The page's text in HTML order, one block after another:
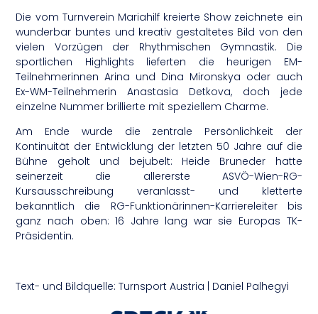
Die vom Turnverein Mariahilf kreierte Show zeichnete ein
wunderbar buntes und kreativ gestaltetes Bild von den
vielen Vorzügen der Rhythmischen Gymnastik. Die
sportlichen Highlights lieferten die heurigen EM-
Teilnehmerinnen Arina und Dina Mironskya oder auch
Ex-WM-Teilnehmerin Anastasia Detkova, doch jede
einzelne Nummer brillierte mit speziellem Charme.
Am Ende wurde die zentrale Persönlichkeit der
Kontinuität der Entwicklung der letzten 50 Jahre auf die
Bühne geholt und bejubelt: Heide Bruneder hatte
seinerzeit die allererste ASVÖ-Wien-RG-
Kursausschreibung veranlasst- und kletterte
bekanntlich die RG-Funktionärinnen-Karriereleiter bis
ganz nach oben: 16 Jahre lang war sie Europas TK-
Präsidentin.
Text- und Bildquelle: Turnsport Austria | Daniel Palhegyi